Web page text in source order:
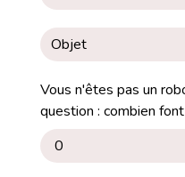
Vous n'êtes pas un
question : combien